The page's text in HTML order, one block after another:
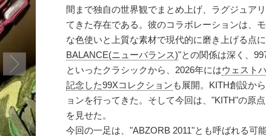
間まで独自の世界観でまとめ上げ、ラグジュア
てきた存在である。彼のコラボレーションは、
な色使いと上質な素材で現代的に磨き上げる点
BALANCE(ニューバランス)"との関係は深く、
といったクラシックから、2026年にはウェスト
記念した99Xコレクション も展開。KITH創設か
ョンを行ってきた。そして今回は、"KITH"の原
を見せた。
今回の一足は、"ABZORB 2011"とも呼ばれる可